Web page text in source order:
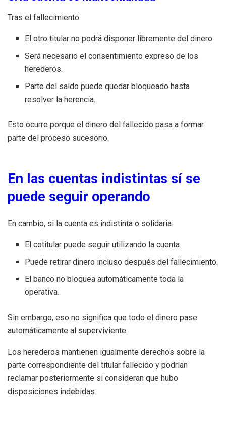
Tras el fallecimiento:
El otro titular no podrá disponer libremente del dinero.
Será necesario el consentimiento expreso de los
herederos.
Parte del saldo puede quedar bloqueado hasta
resolver la herencia.
Esto ocurre porque el dinero del fallecido pasa a formar
parte del proceso sucesorio.
En las cuentas indistintas sí se
puede seguir operando
En cambio, si la cuenta es indistinta o solidaria:
El cotitular puede seguir utilizando la cuenta.
Puede retirar dinero incluso después del fallecimiento.
El banco no bloquea automáticamente toda la
operativa.
Sin embargo, eso no significa que todo el dinero pase
automáticamente al superviviente.
Los herederos mantienen igualmente derechos sobre la
parte correspondiente del titular fallecido y podrían
reclamar posteriormente si consideran que hubo
disposiciones indebidas.